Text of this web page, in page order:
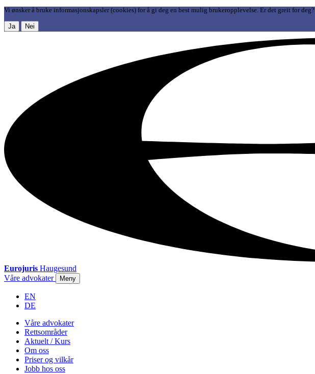
Vi ønsker å bruke informasjonskapsler (cookies) for å gi deg en best mulig brukeropplevelse. Er det greit for deg?
Ja Nei
Eurojuris Haugesund
Våre advokater
Meny
EN
DE
Våre advokater
Rettsområder
Aktuelt / Kurs
Om oss
Priser og vilkår
Jobb hos oss